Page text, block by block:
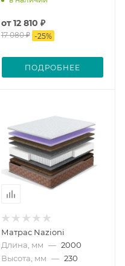
от12 810 ₽
17 080 ₽ -25%
ПОДРОБНЕЕ
Матрас Nazioni
Длина, мм — 2000
Высота, мм — 230